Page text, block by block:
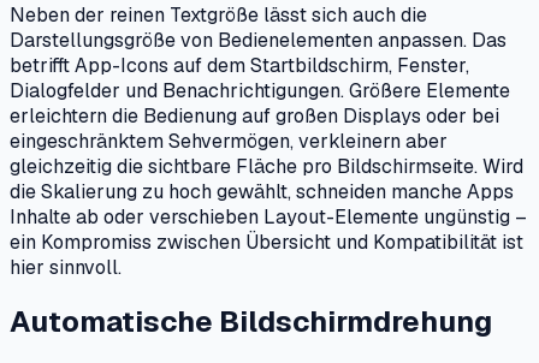
Neben der reinen Textgröße lässt sich auch die
Darstellungsgröße von Bedienelementen anpassen. Das
betrifft App-Icons auf dem Startbildschirm, Fenster,
Dialogfelder und Benachrichtigungen. Größere Elemente
erleichtern die Bedienung auf großen Displays oder bei
eingeschränktem Sehvermögen, verkleinern aber
gleichzeitig die sichtbare Fläche pro Bildschirmseite. Wird
die Skalierung zu hoch gewählt, schneiden manche Apps
Inhalte ab oder verschieben Layout-Elemente ungünstig –
ein Kompromiss zwischen Übersicht und Kompatibilität ist
hier sinnvoll.
Automatische Bildschirmdrehung